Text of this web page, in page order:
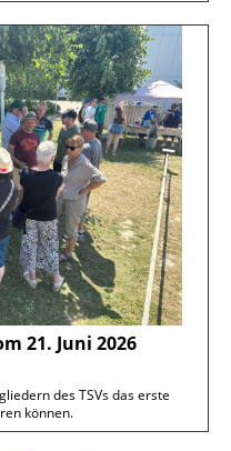
21. Juni 2026
des TSVs das erste
können.